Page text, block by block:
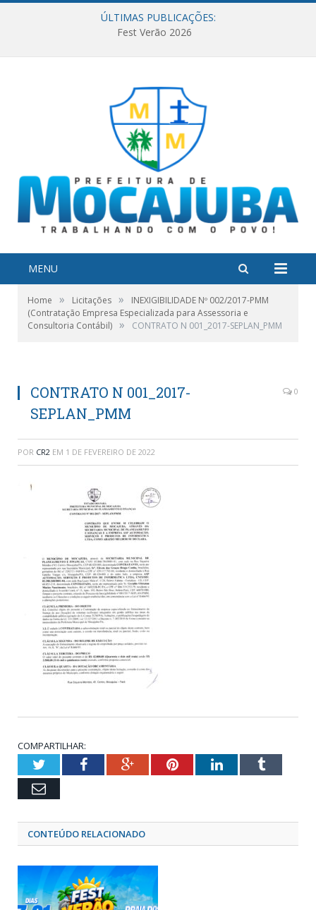
ÚLTIMAS PUBLICAÇÕES:
Fest Verão 2026
MENU
Home » Licitações »
INEXIGIBILIDADE Nº 002/2017-PMM
(Contratação Empresa Especializada para Assessoria e
Consultoria Contábil) » CONTRATO N 001_2017-SEPLAN_PMM
CONTRATO N 001_2017-
SEPLAN_PMM
0
POR CR2 EM 1 DE FEVEREIRO DE 2022
COMPARTILHAR:
TwitterFacebookGoogle+PinterestLinkedInTumblr
Email
CONTEÚDO RELACIONADO